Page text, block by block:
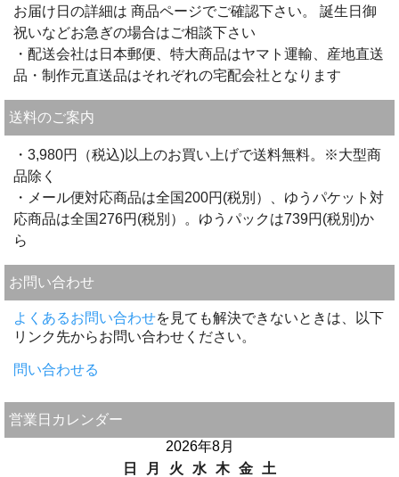
お届け日の詳細は 商品ページでご確認下さい。 誕生日御
祝いなどお急ぎの場合はご相談下さい
・配送会社は日本郵便、特大商品はヤマト運輸、産地直送
品・制作元直送品はそれぞれの宅配会社となります
送料のご案内
・3,980円（税込)以上のお買い上げで送料無料。※大型商
品除く
・メール便対応商品は全国200円(税別）、ゆうパケット対
応商品は全国276円(税別）。ゆうパックは739円(税別)か
ら
お問い合わせ
よくあるお問い合わせを見ても解決できないときは、以下
リンク先からお問い合わせください。
問い合わせる
営業日カレンダー
2026年8月
日
月 火 水 木 金
土